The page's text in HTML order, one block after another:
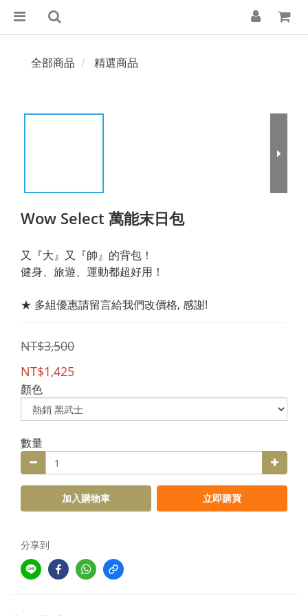
全部商品 精選商品
Wow Select 萬能末日包
又『大』又『帥』的背包！
健身、旅遊、運動都超好用！
★ 多組優惠請留言給我們改價格, 感謝!
NT$3,500
NT$1,425
顏色
數量
加入購物車 立即購買
分享到